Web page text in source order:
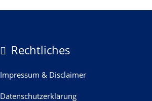
 Rechtliches
Impressum & Disclaimer
Datenschutzerklärung